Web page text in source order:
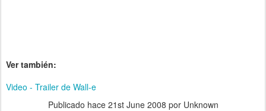
Ver también:
Video - Trailer de Wall-e
Publicado hace 21st June 2008 por Unknown